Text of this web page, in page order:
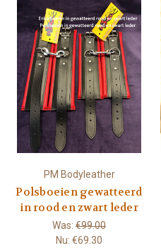
PM Bodyleather
Polsboeien gewatteerd
in rood en zwart leder
Was: €99.00
Nu: €69.30